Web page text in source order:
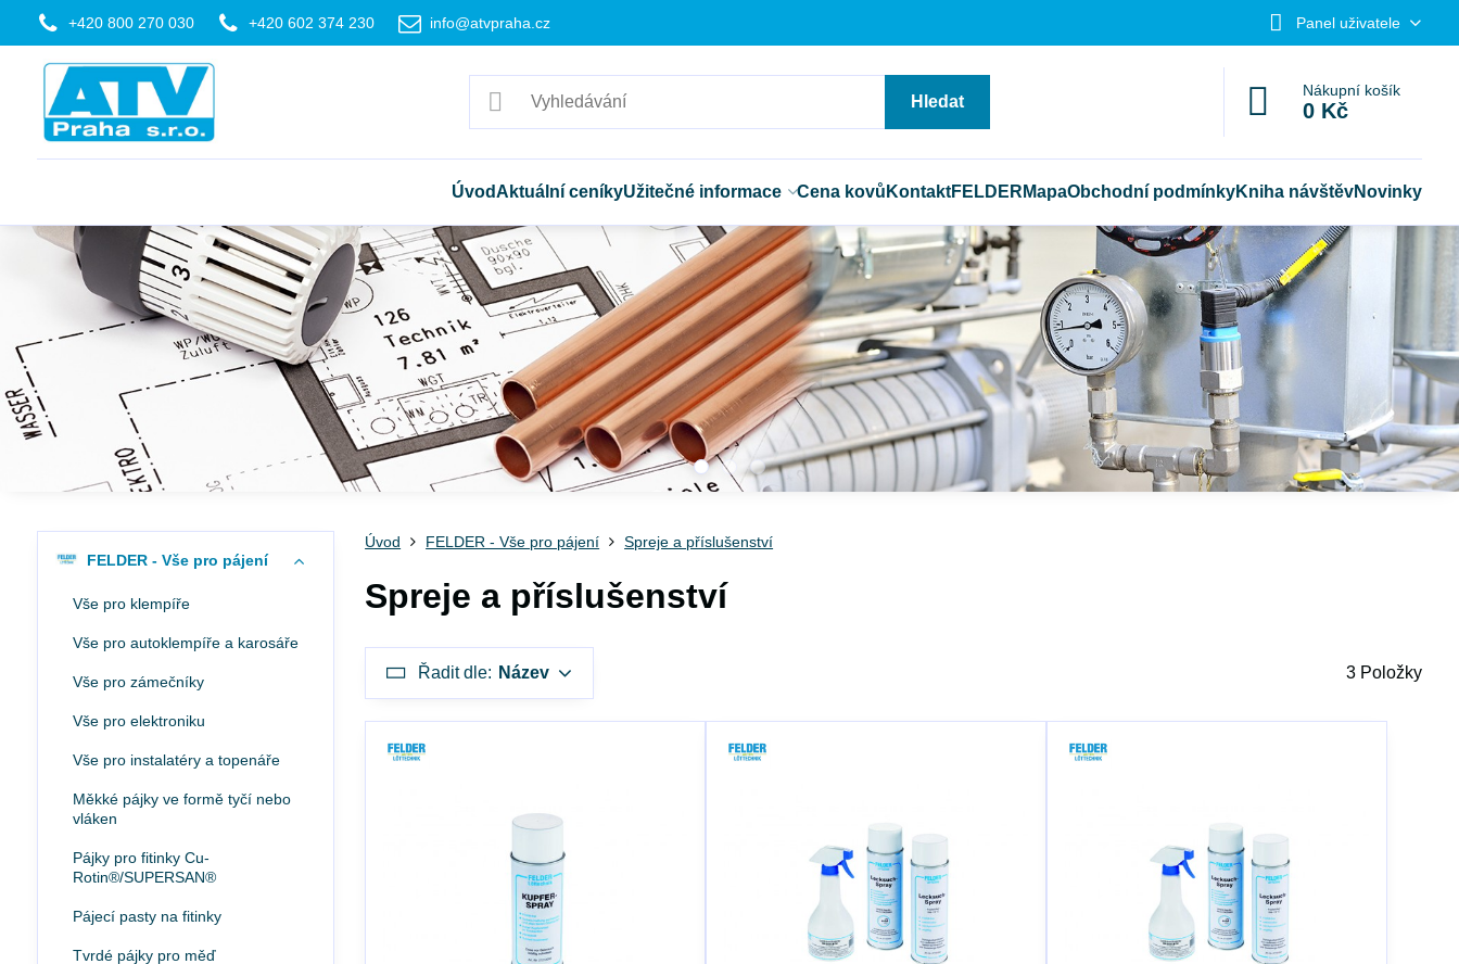
+420 800 270 030 +420 602 374 230 info@atvpraha.cz Panel uživatele
Hledat
Nákupní košík
0 Kč
ÚvodAktuální ceníkyUžitečné informace Cena kovů KontaktFELDER MapaObchodní podmínkyKniha návštěvNovinky
Úvod FELDER - Vše pro pájení Spreje a příslušenství
Spreje a příslušenství
Řadit dle: Název 3 Položky
FELDER - Vše pro pájení
Vše pro klempíře
Vše pro autoklempíře a karosáře
Vše pro zámečníky
Vše pro elektroniku
Vše pro instalatéry a topenáře
Měkké pájky ve formě tyčí nebo
vláken
Pájky pro fitinky Cu-
Rotin®/SUPERSAN®
Pájecí pasty na fitinky
Tvrdé pájky pro měď